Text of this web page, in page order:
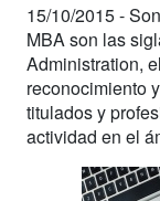
15/10/2015 -
MBA son las
Administration,
reconocimiento
titulados y
actividad en el